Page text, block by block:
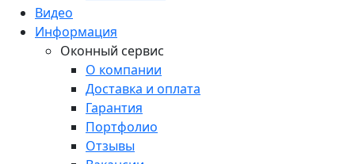
Видео
Информация
Оконный сервис
О компании
Доставка и оплата
Гарантия
Портфолио
Отзывы